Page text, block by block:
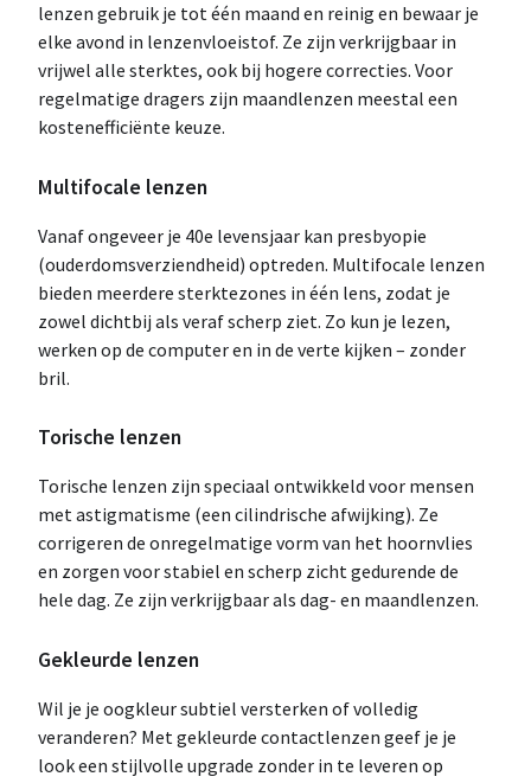
lenzen gebruik je tot één maand en reinig en bewaar je
elke avond in lenzenvloeistof. Ze zijn verkrijgbaar in
vrijwel alle sterktes, ook bij hogere correcties. Voor
regelmatige dragers zijn maandlenzen meestal een
kostenefficiënte keuze.
Multifocale lenzen
Vanaf ongeveer je 40e levensjaar kan presbyopie
(ouderdomsverziendheid) optreden. Multifocale lenzen
bieden meerdere sterktezones in één lens, zodat je
zowel dichtbij als veraf scherp ziet. Zo kun je lezen,
werken op de computer en in de verte kijken – zonder
bril.
Torische lenzen
Torische lenzen zijn speciaal ontwikkeld voor mensen
met astigmatisme (een cilindrische afwijking). Ze
corrigeren de onregelmatige vorm van het hoornvlies
en zorgen voor stabiel en scherp zicht gedurende de
hele dag. Ze zijn verkrijgbaar als dag- en maandlenzen.
Gekleurde lenzen
Wil je je oogkleur subtiel versterken of volledig
veranderen? Met gekleurde contactlenzen geef je je
look een stijlvolle upgrade zonder in te leveren op